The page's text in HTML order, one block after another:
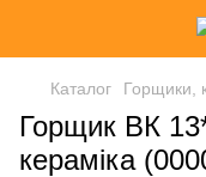
Каталог Горщики,
Горщик ВК
кераміка